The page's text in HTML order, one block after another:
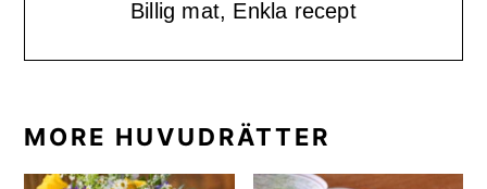
Billig mat, Enkla recept
MORE HUVUDRÄTTER